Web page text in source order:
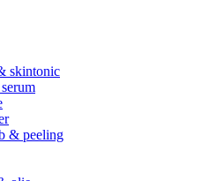
skintonic
& peeling